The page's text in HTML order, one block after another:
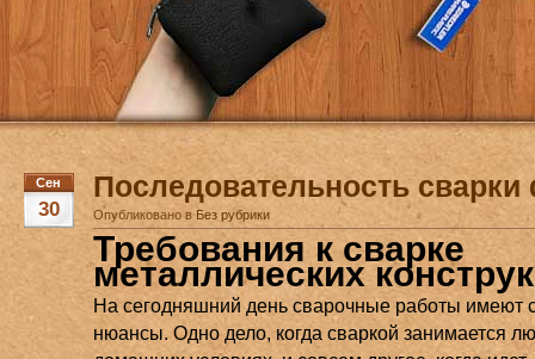
Сен
30
Последовательность
Опубликовано в Без рубрики
Требования к сварке
металлических
На сегодняшний день сварочные работы имеют
нюансы. Одно дело, когда сваркой занимается